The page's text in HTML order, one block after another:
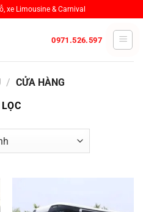
xe Limousine & Carnival
0971.526.597
/ CỬA HÀNG
LỌC